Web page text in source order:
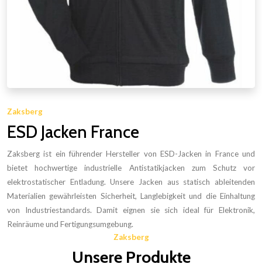
Zaksberg
ESD Jacken France
Zaksberg ist ein führender Hersteller von ESD-Jacken in France und
bietet hochwertige industrielle Antistatikjacken zum Schutz vor
elektrostatischer Entladung. Unsere Jacken aus statisch ableitenden
Materialien gewährleisten Sicherheit, Langlebigkeit und die Einhaltung
von Industriestandards. Damit eignen sie sich ideal für Elektronik,
Reinräume und Fertigungsumgebung.
Zaksberg
Unsere Produkte